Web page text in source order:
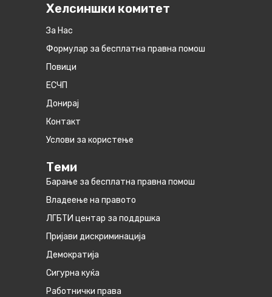
Хелсиншки комитет
За Нас
Формулар за бесплатна правна помош
Повици
ЕСЧП
Донирај
Контакт
Услови за користење
Теми
Барање за бесплатна правна помош
Владеење на правото
ЛГБТИ центар за поддршка
Пријави дискриминација
Демократија
Сигурна куќа
Работнички права